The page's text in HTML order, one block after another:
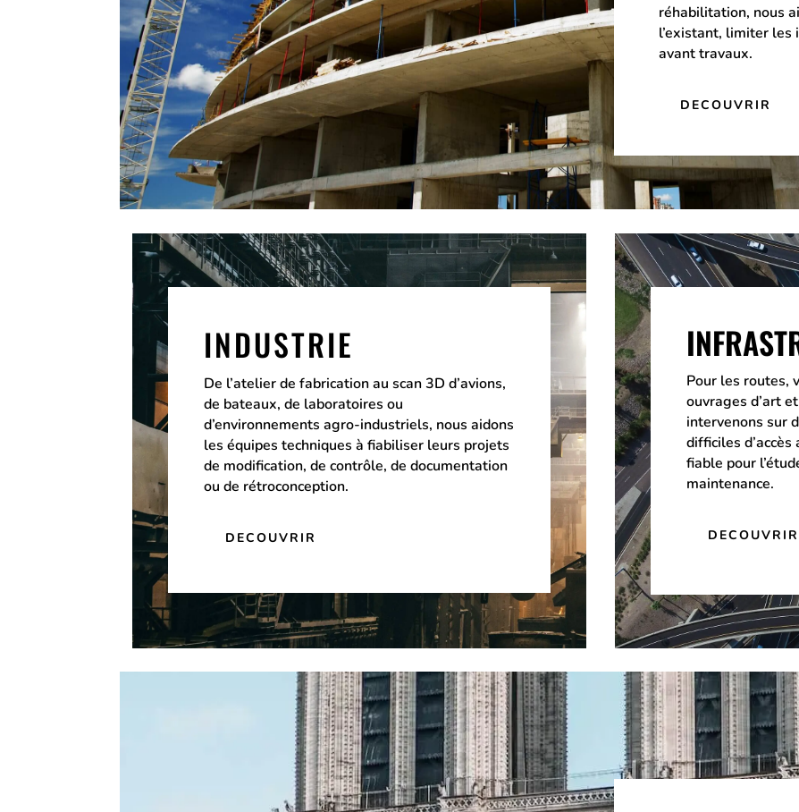
réhabilitation, nous
l’existant, limiter les
avant travaux.
DECOUVRIR
INDUSTRIE
De l’atelier de fabrication au scan 3D d’avions,
de bateaux, de laboratoires ou
d’environnements agro-industriels, nous aidons
les équipes techniques à fiabiliser leurs projets
de modification, de contrôle, de documentation
ou de rétroconception.
DECOUVRIR
Pour les routes,
ouvrages d’art
intervenons sur
difficiles
fiable pour
maintenance.
DECOUVRIR